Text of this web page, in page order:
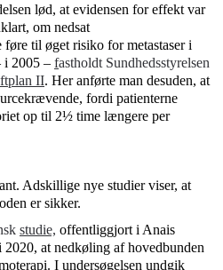
lød, at evidensen for effekt var
om nedsat
til øget risiko for metastaser i
i 2005 – fastholdt Sundhedsstyrelsen
II. Her anførte man desuden, at
fordi patienterne
op til 2½ time længere per
Adskillige nye studier viser, at
er sikker.
studie, offentliggjort i Anais
at nedkøling af hovedbunden
I undersøgelsen undgik